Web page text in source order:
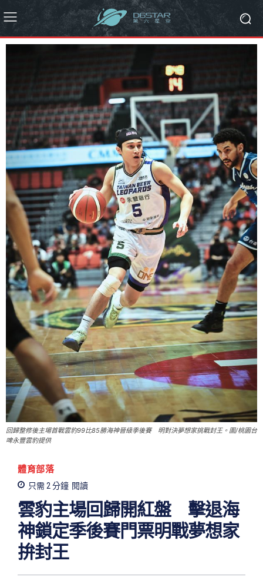
回歸整修後主場首戰雲豹99比85勝海神晉級季後賽 明對決夢想家挑戰封王。圖/桃園台
啤永豐雲豹提供
體育部落
只需 2分鐘 閱讀
雲豹主場回歸開紅盤 擊退海
神鎖定季後賽門票明戰夢想家
拚封王